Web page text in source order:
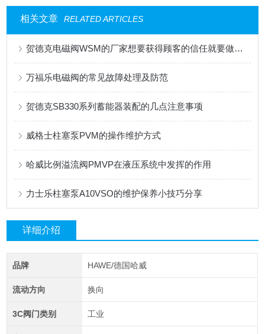
相关文章 RELATED ARTICLES
贺德克电磁阀WSM的厂家想要获得顾客的信任就要做到这三点
万福乐电磁阀的常见故障处理及防范
贺德克SB330系列蓄能器装配的几点注意事项
威格士柱塞泵PVM的操作维护方式
哈威比例溢流阀PMVP在液压系统中发挥的作用
力士乐柱塞泵A10VSO的维护保养小技巧分享
详细介绍
品牌 HAWE/德国哈威
流动方向 换向
3C阀门类别 工业